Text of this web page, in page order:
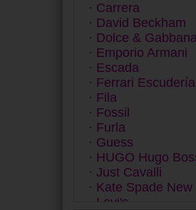
Carrera
David Beckham
Dolce &
Emporio Armani
Escada
Ferrari Escudería
Fila
Fossil
Furla
Guess
HUGO Hugo
Just Cavalli
Kate Spade New
Levi's